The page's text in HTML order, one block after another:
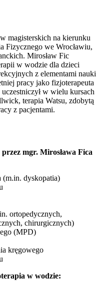
magisterskich na kierunku
Fizycznego we Wrocławiu,
Mirosław Fic
w wodzie dla dzieci
z elementami nauki
pracy jako fizjoterapeuta
w wielu kursach
terapia Watsu, zdobytą
z pacjentami.
mgr. Mirosława Fica
(m.in. dyskopatia)
ortopedycznych,
chirurgicznych)
(MPD)
kręgowego
w wodzie: